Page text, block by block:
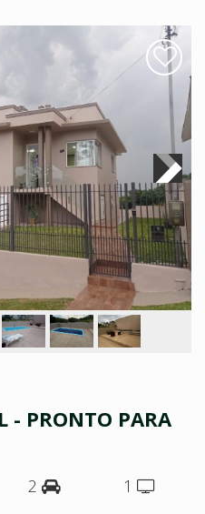
- PRONTO PARA
2 1